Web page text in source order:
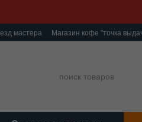
мастера Магазин кофе "точка